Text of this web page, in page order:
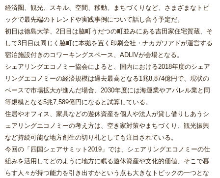
経済圏、観光、スキル、空間、移動、まちづくりなど、さまざまなトピ
ックで最先端のトレンドや実践事例について話し合う予定だ。
初日は徳島大学、2日目は脇町うだつの町並みにある吉田家住宅質蔵、そ
して3日目は同じく脇町に本拠を置く印刷会社・ナカガワアドが運営する
宿泊施設付きのコワーキングスペース、ADLIVが会場となる。
シェアリングエコノミー協会によると、国内における2018年度のシェア
リングエコノミーの経済規模は過去最高となる1兆8,874億円で、現状の
ペースで市場拡大が進んだ場合、2030年度には海運業やアパレル業と同
等規模となる5兆7,589億円になると試算している。
住居やオフィス、家具などの遊休資産を個人や法人が貸し借りしあうシ
ェアリングエコノミーの考え方は、空き家対策やまちづくり、観光振興
など持続可能な地方創生の切り札としても注目されている。
今回の「四国シェアサミット2019」では、シェアリングエコノミーの仕
組みを活用してどのように地方に眠る遊休資産や文化的価値、そこで暮
らす人々が持つ能力を引き出すかという点も大きなトピックの一つとな